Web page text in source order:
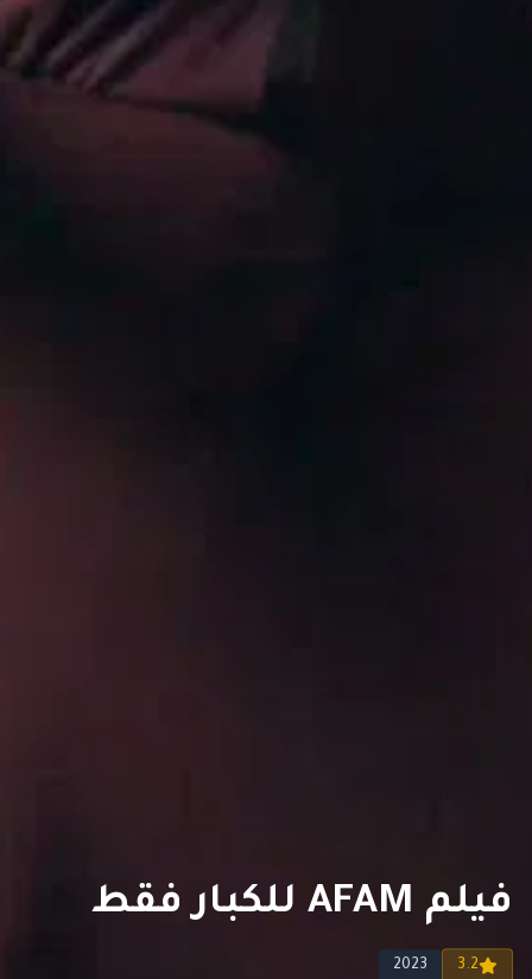
فيلم AFAM للكبار فقط
3.2
2023